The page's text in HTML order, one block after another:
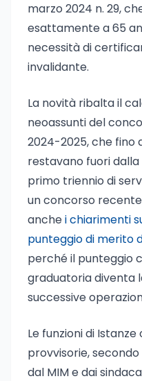
marzo 2024 n. 29,
esattamente a 65
necessità di
invalidante.
La novità ribalta il
neoassunti del
2024-2025, che fino
restavano fuori
primo triennio di
un concorso
anchei chiarimenti
punteggio di merito
perché il punteggio
graduatoria diventa
successive
Le funzioni di
provvisorie,
dal MIM e dai